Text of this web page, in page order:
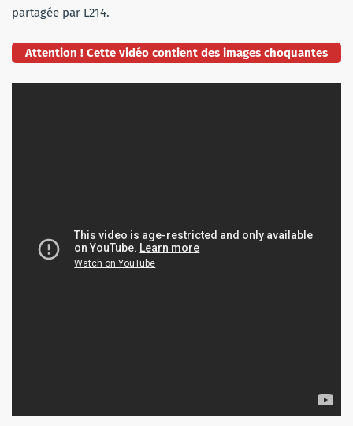
partagée par L214.
Attention ! Cette vidéo contient des images choquantes